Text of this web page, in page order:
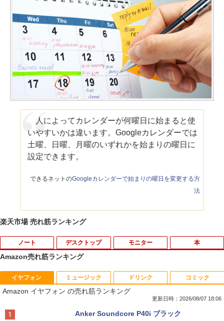
人によってカレンダーが何曜日に始まると使
いやすいかは違います。Googleカレンダーでは
土曜、日曜、月曜のいずれかを始まりの曜日に
設定できます。
できるネットのGoogleカレンダーで始まりの曜日を変更する方
法
楽天市場 売れ筋ランキング
ノート
1
【期間限定 ポイントUP＆クーポン配
布】 Lenovo 500e Chromebook Gen 4
s 2in1 ノートパソコン 83L5S00000 Chr
omeOS N100 メモリ4GB eMMC64GB 1
1.6インチ タッチ対応 再生品Aランク
デスクトップ
1
【今だけ】全品ポイント10倍 お買い物マ
ラソン★8/4～8/11★中古パソコン デス
クトップPC FUJITSU ESPRIMO Q558/B
Core i5 9500T メモリ8GB 中古SSD 2.5
インチ256GB Windows11 Pro 64bit
モニター
1
R090-DELL E2220H 21.5インチ 液晶モ
ニタ 1点 フルHD(1920x1080) DisplayP
ort/VGA 応答速度:5ms ★送料無料★
本
1
アンダーニンジャ（18） 【電子書籍】[
花沢健吾 ]
￥792
Amazon売れ筋ランキング
イヤフォン
Amazon イヤフォン の売れ筋ランキング
更新日時：2026/08/07 18:06
Anker Soundcore P40i ブラック
ミュージック ドリンク コミック